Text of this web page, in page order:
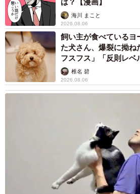
上げます」と思い切って提案しまし
で、入籍したばかりでした。ご主人
ておふたりで話し合い、避妊手術を
見守る決心をされました。私は出産
りの説明をさせていただき、診察を
【物価高が直撃】お盆
数 新幹線・高速バス
まいどなニュース情報部
2026.08.06
1歳息子が腕を亜脱臼
のに」と夫の後輩か
応し必死だった 何年
出し…
子どもの学校外の学
「家庭学習0分層」が
態と広がる学習格差
まいどなニュース情報部
2026.08.06